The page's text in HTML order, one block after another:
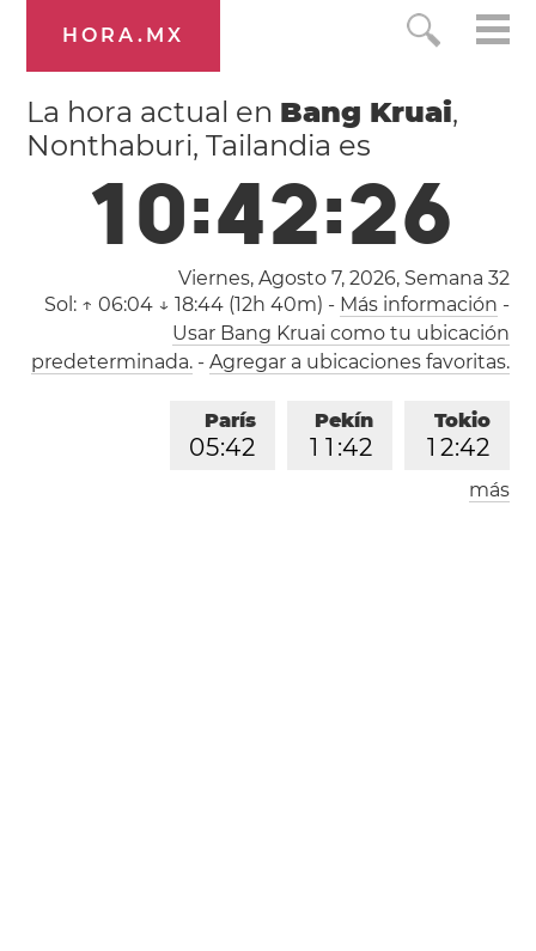
HORA.MX
La hora actual en Bang Kruai,
Nonthaburi, Tailandia es
10:42:27
Viernes, Agosto 7, 2026, Semana 32
Sol: ↑ 06:04 ↓ 18:44 (12h 40m) - Más información -
Usar Bang Kruai como tu ubicación
predeterminada.- Agregar a ubicaciones favoritas.
Tokio
1 2:42
Pekín
1 1 :42
París
05:42
Londres
más